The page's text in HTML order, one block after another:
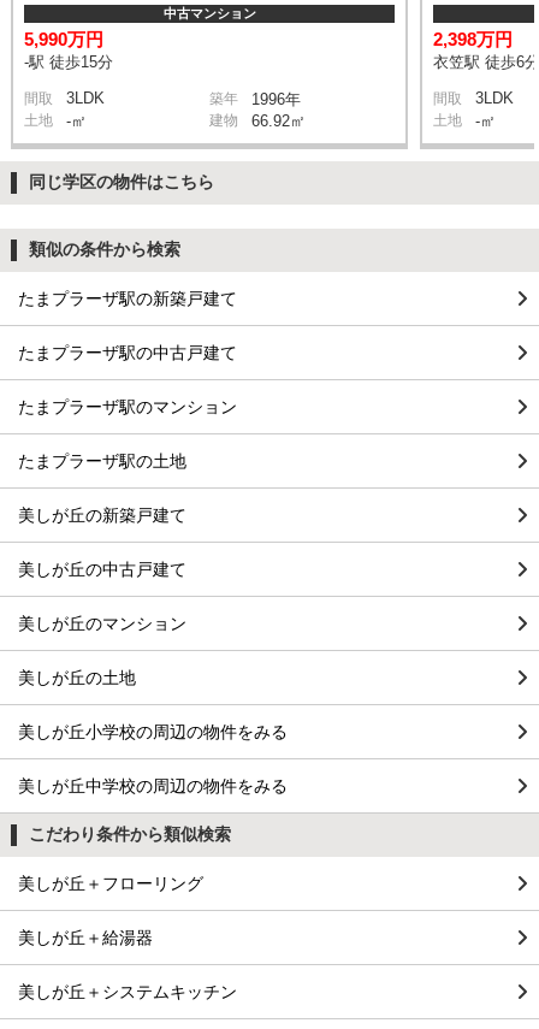
中古マンション
5,990万円
-駅 徒歩15分
間取 3LDK 築年 1996年
土地 -㎡ 建物 66.92㎡
2,398万円
衣笠駅 徒歩6分
間取 3LDK
土地 -㎡
同じ学区の物件はこちら
類似の条件から検索
たまプラーザ駅の新築戸建て
たまプラーザ駅の中古戸建て
たまプラーザ駅のマンション
たまプラーザ駅の土地
美しが丘の新築戸建て
美しが丘の中古戸建て
美しが丘のマンション
美しが丘の土地
美しが丘小学校の周辺の物件をみる
美しが丘中学校の周辺の物件をみる
こだわり条件から類似検索
美しが丘＋フローリング
美しが丘＋給湯器
美しが丘＋システムキッチン